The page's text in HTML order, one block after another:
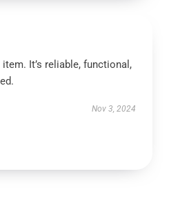
It’s reliable, functional,
Nov 3, 2024